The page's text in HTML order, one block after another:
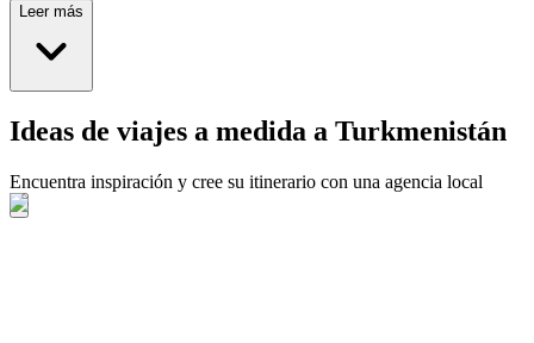
Leer más
Ideas de viajes a medida a Turkmenistán
Encuentra inspiración y cree su itinerario con una agencia local